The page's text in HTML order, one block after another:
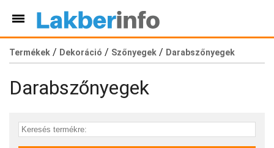
Termékek / Dekoráció / Szőnyegek / Darabszőnyegek
Darabszőnyegek